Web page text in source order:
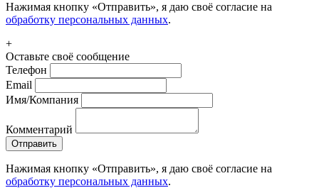
Нажимая кнопку «Отправить», я даю своё согласие на
обработку персональных данных.
+
Оставьте своё сообщение
Телефон
Email
Имя/Компания
Комментарий
Отправить
Нажимая кнопку «Отправить», я даю своё согласие на
обработку персональных данных.